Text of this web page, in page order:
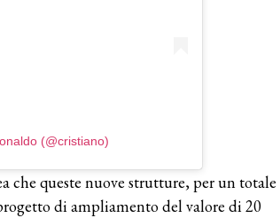
(@cristiano)
queste nuove strutture, per un totale
di ampliamento del valore di 20